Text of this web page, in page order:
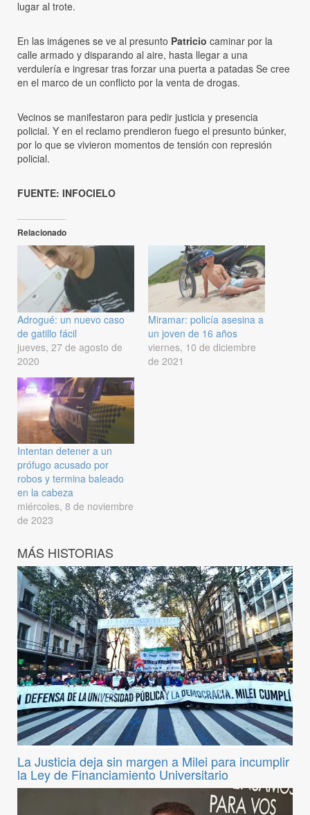
lugar al trote.
En las imágenes se ve al presunto Patricio caminar por la
calle armado y disparando al aire, hasta llegar a una
verdulería e ingresar tras forzar una puerta a patadas Se cree
en el marco de un conflicto por la venta de drogas.
Vecinos se manifestaron para pedir justicia y presencia
policial. Y en el reclamo prendieron fuego el presunto búnker,
por lo que se vivieron momentos de tensión con represión
policial.
FUENTE: INFOCIELO
Relacionado
Adrogué: un nuevo caso
de gatillo fácil
jueves, 27 de agosto de
2020
Miramar: policía asesina a
un joven de 16 años
viernes, 10 de diciembre
de 2021
Intentan detener a un
prófugo acusado por
robos y termina baleado
en la cabeza
miércoles, 8 de noviembre
de 2023
MÁS HISTORIAS
La Justicia deja sin margen a Milei para incumplir
la Ley de Financiamiento Universitario